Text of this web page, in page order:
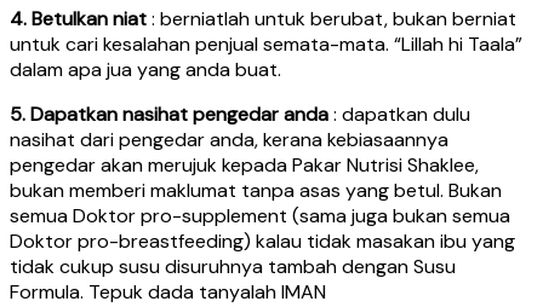
4. Betulkan niat: berniatlah untuk berubat, bukan berniat
untuk cari kesalahan penjual semata-mata. “Lillah hi Taala”
dalam apa jua yang anda buat.
5. Dapatkan nasihat pengedar anda: dapatkan dulu
nasihat dari pengedar anda, kerana kebiasaannya
pengedar akan merujuk kepada Pakar Nutrisi Shaklee,
bukan memberi maklumat tanpa asas yang betul. Bukan
semua Doktor pro-supplement (sama juga bukan semua
Doktor pro-breastfeeding) kalau tidak masakan ibu yang
tidak cukup susu disuruhnya tambah dengan Susu
Formula. Tepuk dada tanyalah IMAN